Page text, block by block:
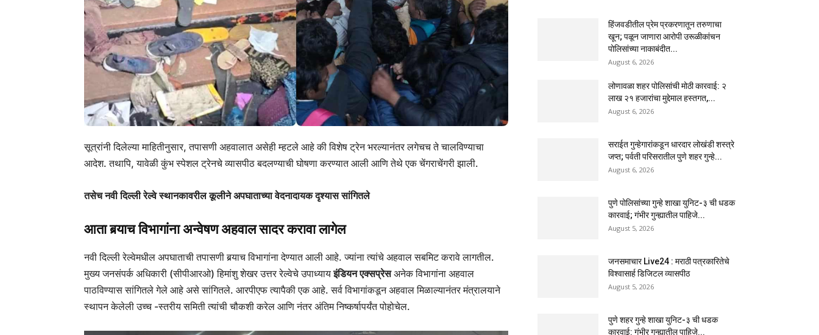
सूत्रांनी दिलेल्या माहितीनुसार, तपासणी अहवालात असेही म्हटले आहे की विशेष ट्रेन भरल्यानंतर लगेचच ते चालविण्याचा
आदेश. तथापि, यावेळी कुंभ स्पेशल ट्रेनचे व्यासपीठ बदलण्याची घोषणा करण्यात आली आणि तेथे एक चेंगराचेंगरी झाली.
तसेच नवी दिल्ली रेल्वे स्थानकावरील कूलीने अपघाताच्या वेदनादायक दृश्यास सांगितले
आता बर्‍याच विभागांना अन्वेषण अहवाल सादर करावा लागेल
नवी दिल्ली रेल्वेमधील अपघाताची तपासणी बर्‍याच विभागांना देण्यात आली आहे. ज्यांना त्यांचे अहवाल सबमिट करावे लागतील.
मुख्य जनसंपर्क अधिकारी (सीपीआरओ) हिमांशु शेखर उत्तर रेल्वेचे उपाध्यायइंडियन एक्सप्रेसअनेक विभागांना अहवाल
पाठविण्यास सांगितले गेले आहे असे सांगितले. आरपीएफ त्यापैकी एक आहे. सर्व विभागांकडून अहवाल मिळाल्यानंतर मंत्रालयाने
स्थापन केलेली उच्च -स्तरीय समिती त्यांची चौकशी करेल आणि नंतर अंतिम निष्कर्षापर्यंत पोहोचेल.
हिंजवडीतील प्रेम प्रकरणातून तरुणाचा
खून; पळून जाणारा आरोपी उरूळीकांचन
पोलिसांच्या नाकाबंदीत...
August 6, 2026
लोणावळा शहर पोलिसांची मोठी कारवाई: २
लाख २१ हजारांचा मुद्देमाल हस्तगत,...
August 6, 2026
सराईत गुन्हेगारांकडून धारदार लोखंडी शस्त्रे
जप्त; पर्वती परिसरातील पुणे शहर गुन्हे...
August 6, 2026
पुणे पोलिसांच्या गुन्हे शाखा युनिट-३ ची धडक
कारवाई; गंभीर गुन्ह्यातील पाहिजे...
August 5, 2026
जनसमाचार Live24 : मराठी पत्रकारितेचे
विश्वासार्ह डिजिटल व्यासपीठ
August 5, 2026
पुणे शहर गुन्हे शाखा युनिट-३ ची धडक
कारवाई: गंभीर गुन्ह्यातील पाहिजे...